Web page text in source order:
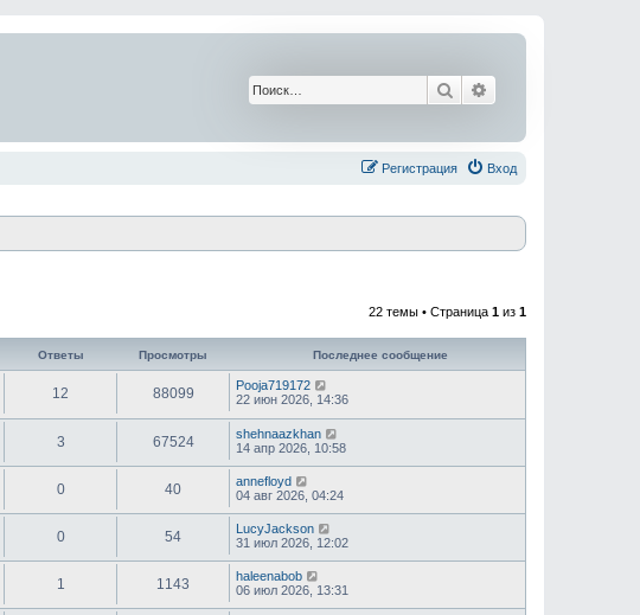
Поиск
Вход
Регистрация
22 темы • Страница 1 из 1
Ответы Просмотры Последнее сообщение
12 88099
Pooja719172
22 июн 2026, 14:36
3 67524
shehnaazkhan
14 апр 2026, 10:58
0 40
annefloyd
04 авг 2026, 04:24
0 54
LucyJackson
31 июл 2026, 12:02
1 1143
haleenabob
06 июл 2026, 13:31